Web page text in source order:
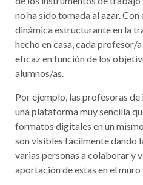
no ha sido tomada al azar.
dinámica estructurante en la
hecho en casa, cada profesor/
eficaz en función de los
alumnos/as.
Por ejemplo, las profesoras
una plataforma muy sencilla
formatos digitales en un
son visibles fácilmente dando
varias personas a colaborar y
aportación de estas en el